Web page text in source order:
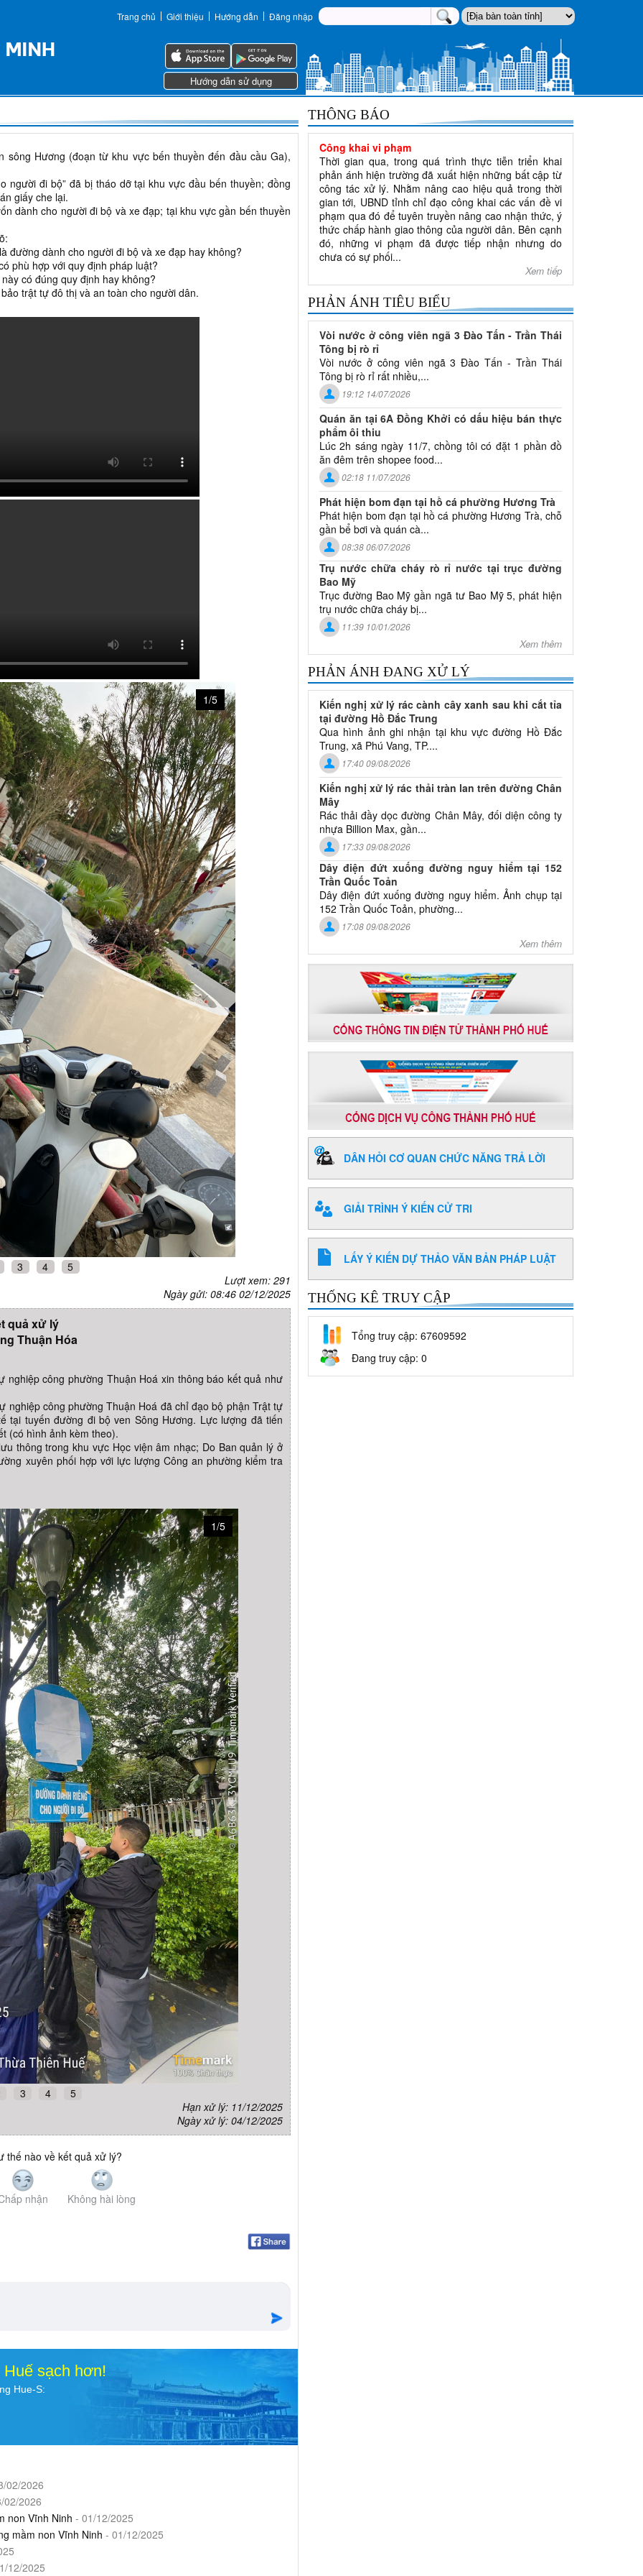
Trang chủ Giới thiệu Hướng dẫn Đăng nhập
Hướng dẫn sử dụng
Hương (đoạn từ khu vực bến thuyền đến đầu cầu Ga),
người đi bộ” đã bị tháo dỡ tại khu vực đầu bến thuyền; đồng
giấy che lại.
dành cho người đi bộ và xe đạp; tại khu vực gần bến thuyền
đường dành cho người đi bộ và xe đạp hay không?
phù hợp với quy định pháp luật?
có đúng quy định hay không?
trật tự đô thị và an toàn cho người dân.
1/5
3 4
5
Lượt xem: 291
Ngày gửi: 08:46 02/12/2025
quả xử lý
Thuận Hóa
nghiệp công phường Thuận Hoá xin thông báo kết quả như
nghiệp công phường Thuận Hoá đã chỉ đạo bộ phận Trật tự
tuyến đường đi bộ ven Sông Hương. Lực lượng đã tiến
(có hình ảnh kèm theo).
thông trong khu vực Học viện âm nhạc; Do Ban quản lý ở
xuyên phối hợp với lực lượng Công an phường kiểm tra
1/5
3 4
5
Hạn xử lý: 11/12/2025
Ngày xử lý: 04/12/2025
thế nào về kết quả xử lý?
nhận Không hài lòng
sạch hơn!
Hue-S:
02/2026
2026
non Vĩnh Ninh - 01/12/2025
mầm non Vĩnh Ninh - 01/12/2025
12/2025
THÔNG BÁO
Công khai vi phạm
Thời gian qua, trong quá trình thực tiễn triển khai
phản ánh hiện trường đã xuất hiện những bất cập từ
công tác xử lý. Nhằm nâng cao hiệu quả trong thời
gian tới, UBND tỉnh chỉ đạo công khai các vấn đề vi
phạm qua đó để tuyên truyền nâng cao nhận thức, ý
thức chấp hành giao thông của người dân. Bên cạnh
đó, những vi phạm đã được tiếp nhận nhưng do
chưa có sự phối...
Xem tiếp
PHẢN ÁNH TIÊU BIỂU
Vòi nước ở công viên ngã 3 Đào Tấn - Trần Thái
Tông bị rò rỉ
Vòi nước ở công viên ngã 3 Đào Tấn - Trần Thái
Tông bị rò rỉ rất nhiều,...
19:12 14/07/2026
Quán ăn tại 6A Đồng Khởi có dấu hiệu bán thực
phẩm ôi thiu
Lúc 2h sáng ngày 11/7, chồng tôi có đặt 1 phần đồ
ăn đêm trên shopee food...
02:18 11/07/2026
Phát hiện bom đạn tại hồ cá phường Hương Trà
Phát hiện bom đạn tại hồ cá phường Hương Trà, chỗ
gần bể bơi và quán cà...
08:38 06/07/2026
Trụ nước chữa cháy rò rỉ nước tại trục đường
Bao Mỹ
Trục đường Bao Mỹ gần ngã tư Bao Mỹ 5, phát hiện
trụ nước chữa cháy bị...
11:39 10/01/2026
Xem thêm
PHẢN ÁNH ĐANG XỬ LÝ
Kiến nghị xử lý rác cành cây xanh sau khi cắt tỉa
tại đường Hồ Đắc Trung
Qua hình ảnh ghi nhận tại khu vực đường Hồ Đắc
Trung, xã Phú Vang, TP....
17:40 09/08/2026
Kiến nghị xử lý rác thải tràn lan trên đường Chân
Mây
Rác thải đầy dọc đường Chân Mây, đối diện công ty
nhựa Billion Max, gần...
17:33 09/08/2026
Dây điện đứt xuống đường nguy hiểm tại 152
Trần Quốc Toản
Dây điện đứt xuống đường nguy hiểm. Ảnh chụp tại
152 Trần Quốc Toản, phường...
17:08 09/08/2026
Xem thêm
DÂN HỎI CƠ QUAN CHỨC NĂNG TRẢ LỜI
GIẢI TRÌNH Ý KIẾN CỬ TRI
LẤY Ý KIẾN DỰ THẢO VĂN BẢN PHÁP LUẬT
THỐNG KÊ TRUY CẬP
Tổng truy cập: 67609592
Đang truy cập: 0